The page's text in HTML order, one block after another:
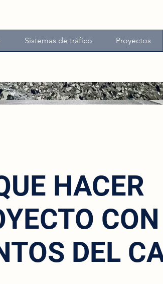
Sistemas de tráfico Proyectos
HACER
CON
DEL